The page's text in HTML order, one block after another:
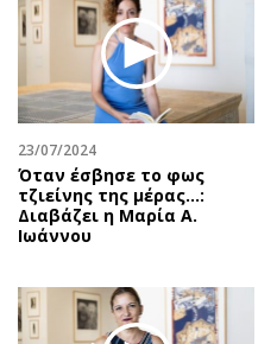
Real Estate
Επιχειρήσεις
Αγορές
Money Review
AstroBank Properties
Trends
Ενέργεια
Περιβάλλον
Ελλάδα
23/07/2024
Όταν έσβησε το φως
τζιείνης της μέρας…:
Διαβάζει η Μαρία Α.
Ιωάννου